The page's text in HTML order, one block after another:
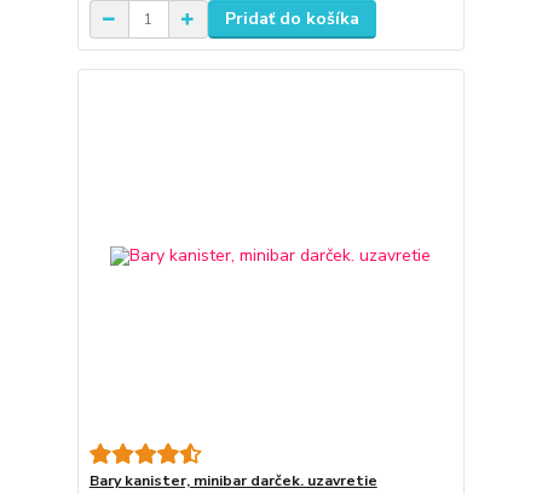
Pridať do košíka
Bary kanister, minibar darček. uzavretie